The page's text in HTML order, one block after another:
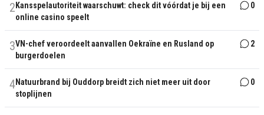
2 Kansspelautoriteit waarschuwt: check dit vóórdat je bij een
online casino speelt
0
3VN-chef veroordeelt aanvallen Oekraïne en Rusland op
burgerdoelen
2
4Natuurbrand bij Ouddorp breidt zich niet meer uit door
stoplijnen
0